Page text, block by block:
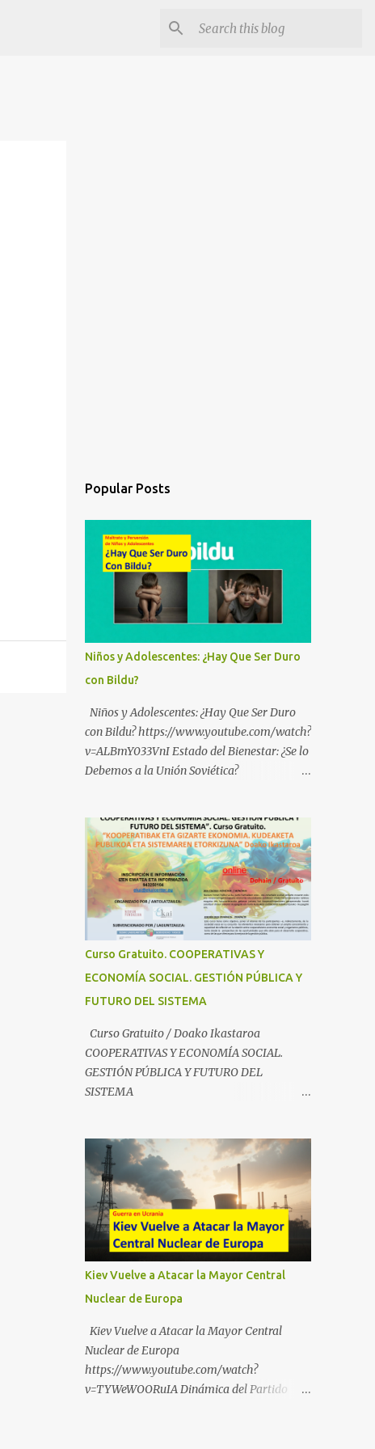
Popular Posts
Niños y Adolescentes: ¿Hay Que Ser Duro
con Bildu?
Niños y Adolescentes: ¿Hay Que Ser Duro
con Bildu? https://www.youtube.com/watch?
v=ALBmY033VnI Estado del Bienestar: ¿Se lo
Debemos a la Unión Soviética?
Cooperativas
https://www.youtube.com/watch?v=ylup-
4KPu5w Capitalismo Inclusivo y Cuarta
Revolución Industrial
https://www.youtube.com/shorts/dGKjgqEv
RHk ¿Conoces los nuevos canales de
BABESTU? Si quieres hacer algo, o
adolescentes vascos frente a abusos y
manipulaciones: BABESTUren kanal berriak
nerabeak abusu eta manipulazioetatik
babesteko zerbait egin nahi baduzu, edo
ideiak partekatu nahi badituzu: Telegram :
https://t.me/babestu_proteger WhatsApp :
6k0LKZJWzQyoE1T SÍGUENOS EN
YOUTUBE:
https://www.youtube.com/@ekaicenter?
sub_confirmation=1
Curso Gratuito. COOPERATIVAS Y
ECONOMÍA SOCIAL. GESTIÓN PÚBLICA Y
FUTURO DEL SISTEMA
Curso Gratuito / Doako Ikastaroa
COOPERATIVAS Y ECONOMÍA SOCIAL.
GESTIÓN PÚBLICA Y FUTURO DEL
SISTEMA
usp=sharing
Kiev Vuelve a Atacar la Mayor Central
Nuclear de Europa
Kiev Vuelve a Atacar la Mayor Central
Nuclear de Europa
https://www.youtube.com/watch?
v=TYWeWOORuIA Dinámica del Partido